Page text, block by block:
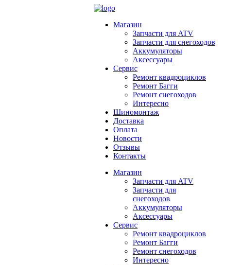
Магазин
Запчасти для ATV
Запчасти для снегоходов
Аккумуляторы
Аксессуары
Сервис
Ремонт квадроциклов
Ремонт Багги
Ремонт снегоходов
Интересно
Шиномонтаж
Доставка
Оплата
Новости
Отзывы
Контакты
Магазин
Запчасти для ATV
Запчасти для
снегоходов
Аккумуляторы
Аксессуары
Сервис
Ремонт квадроциклов
Ремонт Багги
Ремонт снегоходов
Интересно